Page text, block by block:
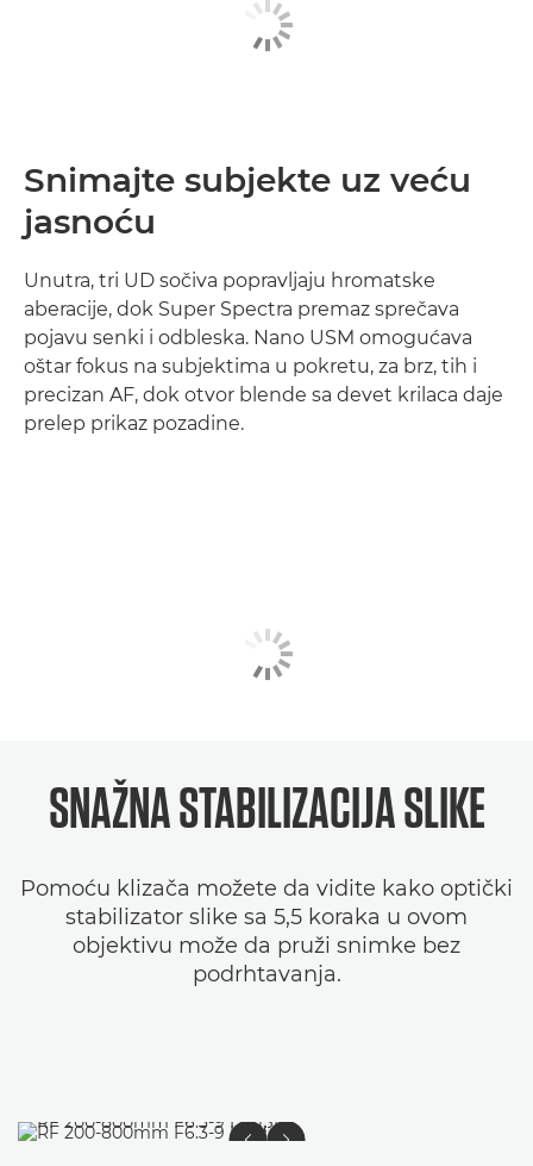
Snimajte subjekte uz veću
jasnoću
Unutra, tri UD sočiva popravljaju hromatske
aberacije, dok Super Spectra premaz sprečava
pojavu senki i odbleska. Nano USM omogućava
oštar fokus na subjektima u pokretu, za brz, tih i
precizan AF, dok otvor blende sa devet krilaca daje
prelep prikaz pozadine.
SNAŽNASTABILIZACIJA SLIKE
Pomoću klizača možete da vidite kako optički
stabilizator slike sa 5,5 koraka u ovom
objektivu može da pruži snimke bez
podrhtavanja.